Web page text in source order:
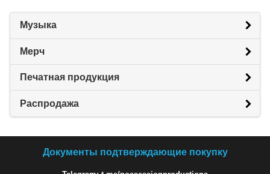
Музыка
Мерч
Печатная продукция
Распродажа
Документы подтверждающие покупку